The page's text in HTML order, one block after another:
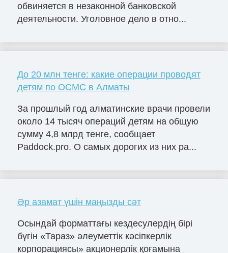
обвиняется в незаконной банковской
деятельности. Уголовное дело в отно...
До 20 млн тенге: какие операции проводят
детям по ОСМС в Алматы
За прошлый год алматинские врачи провели
около 14 тысяч операций детям на общую
сумму 4,8 млрд тенге, сообщает
Paddock.pro. О самых дорогих из них ра...
Әр азамат үшін маңызды сәт
Осындай форматтағы кездесулердің бірі
бүгін «Тараз» әлеуметтік кәсіпкерлік
корпорациясы» акционерлік қоғамына